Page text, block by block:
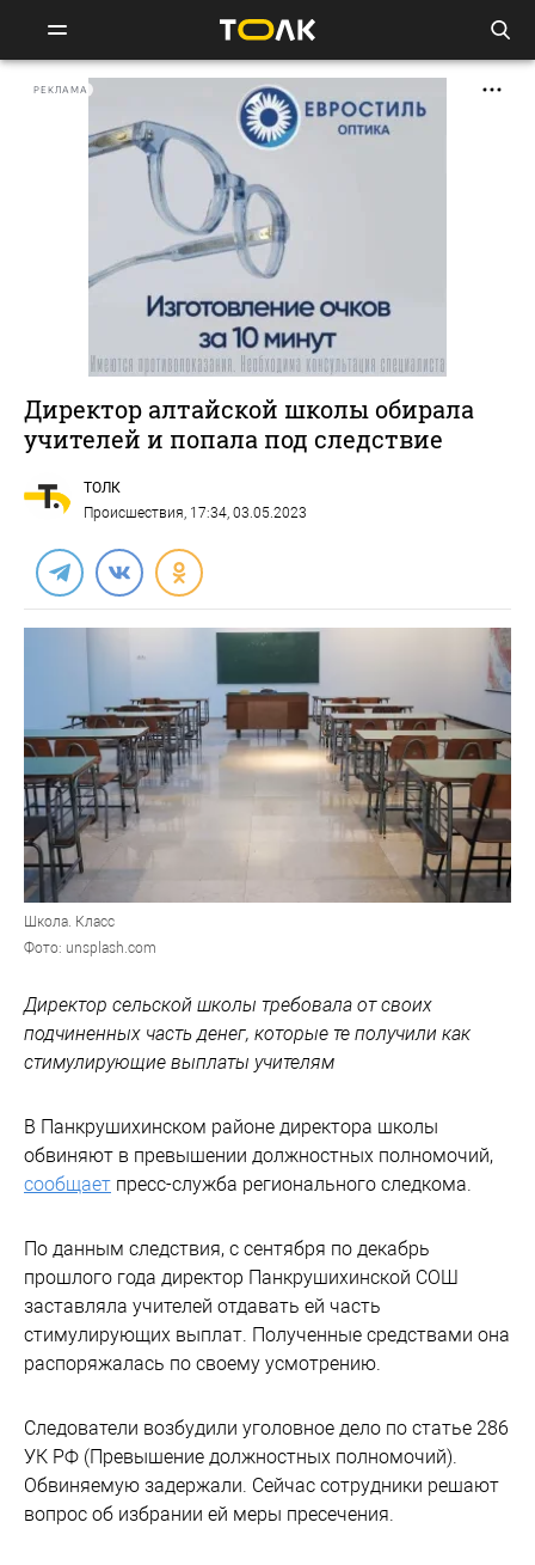
РЕКЛАМА
Директор алтайской школы обирала
учителей и попала под следствие
ТОЛК
Происшествия, 17:34, 03.05.2023
Школа. Класс
Фото: unsplash.com
Директор сельской школы требовала от своих
подчиненных часть денег, которые те получили как
стимулирующие выплаты учителям
В Панкрушихинском районе директора школы
обвиняют в превышении должностных полномочий,
сообщает пресс-служба регионального следкома.
По данным следствия, с сентября по декабрь
прошлого года директор Панкрушихинской СОШ
заставляла учителей отдавать ей часть
стимулирующих выплат. Полученные средствами она
распоряжалась по своему усмотрению.
Следователи возбудили уголовное дело по статье 286
УК РФ (Превышение должностных полномочий).
Обвиняемую задержали. Сейчас сотрудники решают
вопрос об избрании ей меры пресечения.